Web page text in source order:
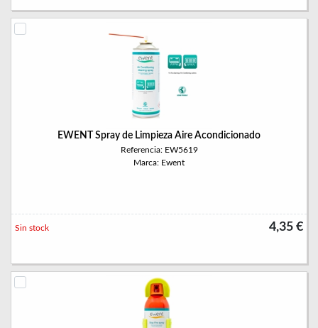
EWENT Spray de Limpieza Aire Acondicionado
Referencia: EW5619
Marca: Ewent
4,35 €
Sin stock